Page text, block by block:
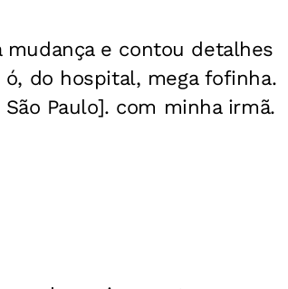
e contou detalhes
do hospital, mega fofinha.
Paulo]. com minha irmã.